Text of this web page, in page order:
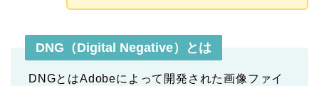
DNG（Digital Negative）とは
DNGとはAdobeによって開発された画像ファイ